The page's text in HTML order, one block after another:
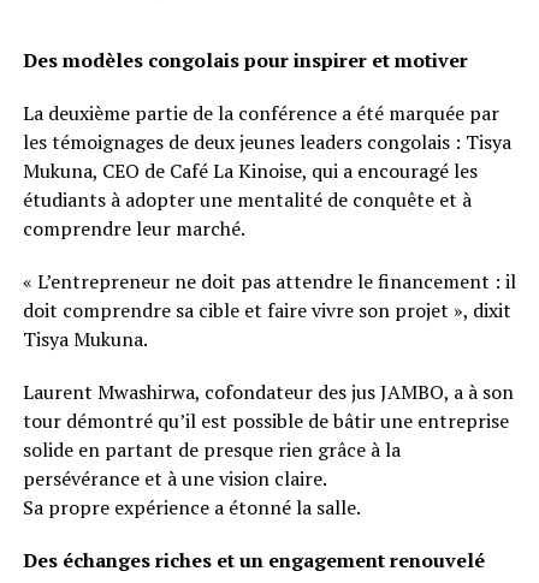
Des modèles congolais pour inspirer et motiver
La deuxième partie de la conférence a été marquée par
les témoignages de deux jeunes leaders congolais : Tisya
Mukuna, CEO de Café La Kinoise, qui a encouragé les
étudiants à adopter une mentalité de conquête et à
comprendre leur marché.
« L’entrepreneur ne doit pas attendre le financement : il
doit comprendre sa cible et faire vivre son projet », dixit
Tisya Mukuna.
Laurent Mwashirwa, cofondateur des jus JAMBO, a à son
tour démontré qu’il est possible de bâtir une entreprise
solide en partant de presque rien grâce à la
persévérance et à une vision claire.
Sa propre expérience a étonné la salle.
Des échanges riches et un engagement renouvelé